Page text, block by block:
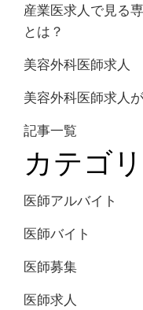
産業医求人で見る
とは？
美容外科医師求人
美容外科医師求人
記事一覧
カテゴ
医師アルバイト
医師バイト
医師募集
医師求人